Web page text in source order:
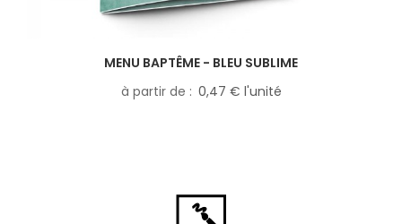
MENU BAPTÊME - BLEU SUBLIME
à partir de
0,47 € l'unité